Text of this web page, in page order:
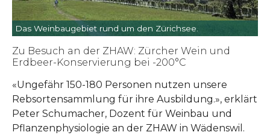
Das Weinbaugebiet rund um den Zürichsee.
Zu Besuch an der ZHAW: Zürcher Wein und
Erdbeer-Konservierung bei -200°C
«Ungefähr 150-180 Personen nutzen unsere
Rebsortensammlung für ihre Ausbildung.», erklärt
Peter Schumacher, Dozent für Weinbau und
Pflanzenphysiologie an der ZHAW in Wädenswil.